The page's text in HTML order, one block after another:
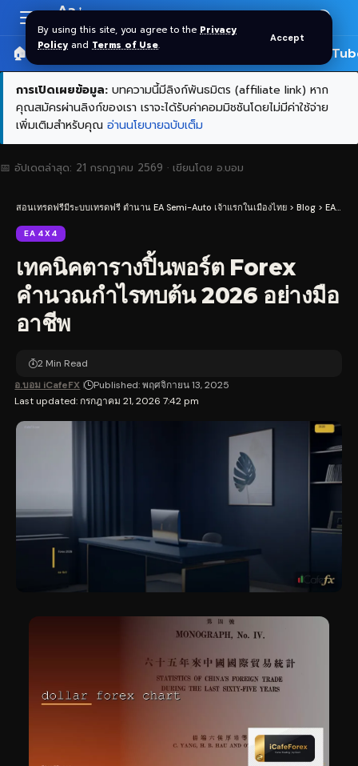
By using this site, you agree to the Privacy
Policy and Terms of Use.
Accept
Resizer
Aa
🏠 หน้าแรก ราคาทอง SPDR 🎬
การเปิดเผยข้อมูล: บทความนี้มีลิงก์พันธมิตร (affiliate link) หาก
คุณสมัครผ่านลิงก์ของเรา เราจะได้รับค่าคอมมิชชันโดยไม่มีค่าใช้จ่าย
เพิ่มเติมสำหรับคุณ อ่านนโยบายฉบับเต็ม
📅 อัปเดตล่าสุด: 21 กรกฎาคม 2569 · เขียนโดย อ.บอม
สอนเทรดฟรีมีระบบเทรดฟรี ตำนาน EA Semi-Auto เจ้าแรกในเมืองไทย > Blog > EA>
EA 4X4
เทคนิคตารางปิ้นพอร์ต Forex
คำนวณกำไรทบต้น 2026 อย่างมือ
อาชีพ
Last updated: กรกฎาคม 21, 2026 7:42 pm
อ.บอม iCafeFX Published: พฤศจิกายน 13, 2025
2 Min Read